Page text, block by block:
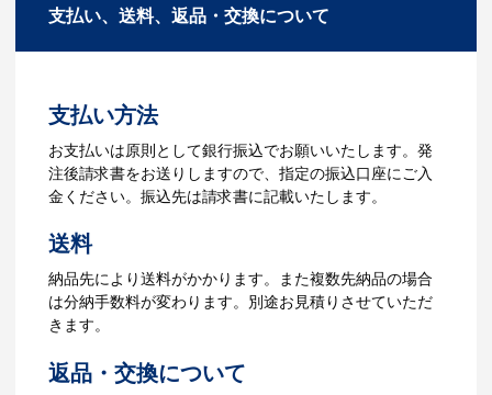
タマイズが可能です。お気軽にご相談く
お見積を弊社からお出しします。
3.発注・データ入稿
ら、ご注文書をお送りします。
【名入れをする場合】名入れに必要なデ
ータをご入稿頂き、名入れイメージをデ
ータでご確認いただきます。
4.納品
【名入れをする場合】データのご入稿後
３週間程度で納品となります。
【名入れなしの場合】在庫がある場合、3
～5営業日程度で納品となります。
ご利用ガイドをもっとみる
支払い、送料、返品・交換について
支払い方法
お支払いは原則として銀行振込でお願いいたします。発
注後請求書をお送りしますので、指定の振込口座にご入
金ください。振込先は請求書に記載いたします。
送料
納品先により送料がかかります。また複数先納品の場合
は分納手数料が変わります。別途お見積りさせていただ
きます。
返品・交換について